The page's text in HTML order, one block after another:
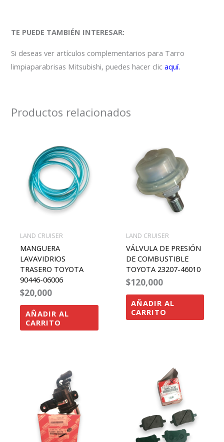
TE PUEDE TAMBIÉN INTERESAR:
Si deseas ver artículos complementarios para Tarro
limpiaparabrisas Mitsubishi, puedes hacer clicaquí.
Productos relacionados
LAND CRUISER
MANGUERA
LAVAVIDRIOS
TRASERO TOYOTA
90446-06006
$20,000
AÑADIR AL
CARRITO
LAND CRUISER
VÁLVULA DE PRESIÓN
DE COMBUSTIBLE
TOYOTA 23207-46010
$120,000
AÑADIR AL
CARRITO